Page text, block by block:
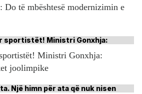
Do të mbështesë modernizimin e
Ministri Gonxhja:
joolimpike